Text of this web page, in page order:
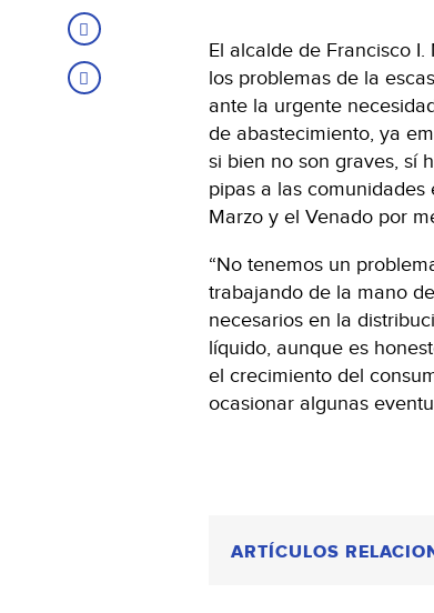
El alcalde de Francisco
los problemas de la
ante la urgente
de abastecimiento, ya
si bien no son graves, sí
pipas a las comunidades
Marzo y el Venado por
“No tenemos un
trabajando de la mano
necesarios en la
líquido, aunque es
el crecimiento del
ocasionar algunas
ARTÍCULOS